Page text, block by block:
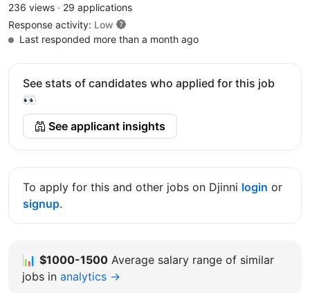
236 views · 29 applications
Response activity: Low
Last responded more than a month ago
See stats of candidates who applied for this job
👀
See applicant insights
To apply for this and other jobs on Djinni login or
signup.
📊 $1000-1500 Average salary range of similar
jobs in analytics →